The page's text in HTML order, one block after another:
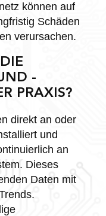
können auf
Schäden
verursachen.
-
PRAXIS?
direkt an oder
und
an
Dieses
Daten mit